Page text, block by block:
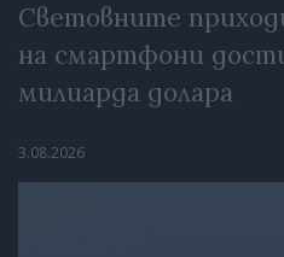
Световните
на смартфони
милиарда долара
3.08.2026